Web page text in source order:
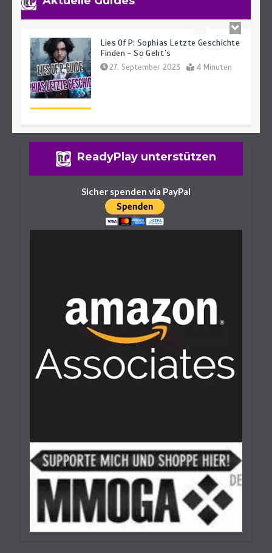
Lies Of P: Sophias Letzte Geschichte
Finden – So Geht’s
27. September 2023 4 Minuten
Des Spiels
Lies Of P: Ergo Farmen – Das Sind Die
Besten Spots
25. September 2023 6 Minuten
Lies Of P: Dreifaltigkeitsräume Und -
Schlüssel Finden Leicht Gemacht
29. September 2023 7 Minuten
ReadyPlay unterstützen
Sicher spenden via PayPal